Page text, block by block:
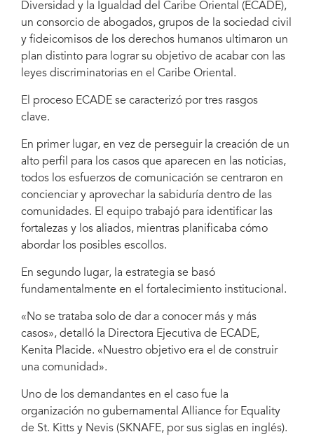
Diversidad y la Igualdad del Caribe Oriental (ECADE),
un consorcio de abogados, grupos de la sociedad civil
y fideicomisos de los derechos humanos ultimaron un
plan distinto para lograr su objetivo de acabar con las
leyes discriminatorias en el Caribe Oriental.
El proceso ECADE se caracterizó por tres rasgos
clave.
En primer lugar, en vez de perseguir la creación de un
alto perfil para los casos que aparecen en las noticias,
todos los esfuerzos de comunicación se centraron en
concienciar y aprovechar la sabiduría dentro de las
comunidades. El equipo trabajó para identificar las
fortalezas y los aliados, mientras planificaba cómo
abordar los posibles escollos.
En segundo lugar, la estrategia se basó
fundamentalmente en el fortalecimiento institucional.
«No se trataba solo de dar a conocer más y más
casos», detalló la Directora Ejecutiva de ECADE,
Kenita Placide. «Nuestro objetivo era el de construir
una comunidad».
Uno de los demandantes en el caso fue la
organización no gubernamental Alliance for Equality
de St. Kitts y Nevis (SKNAFE, por sus siglas en inglés).